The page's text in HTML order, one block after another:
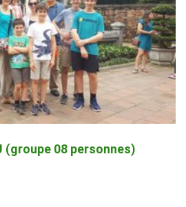
(groupe 08 personnes)